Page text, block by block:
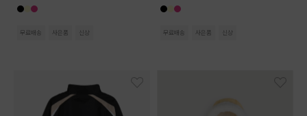
무료배송 사은품 신상 무료배송 사은품 신상